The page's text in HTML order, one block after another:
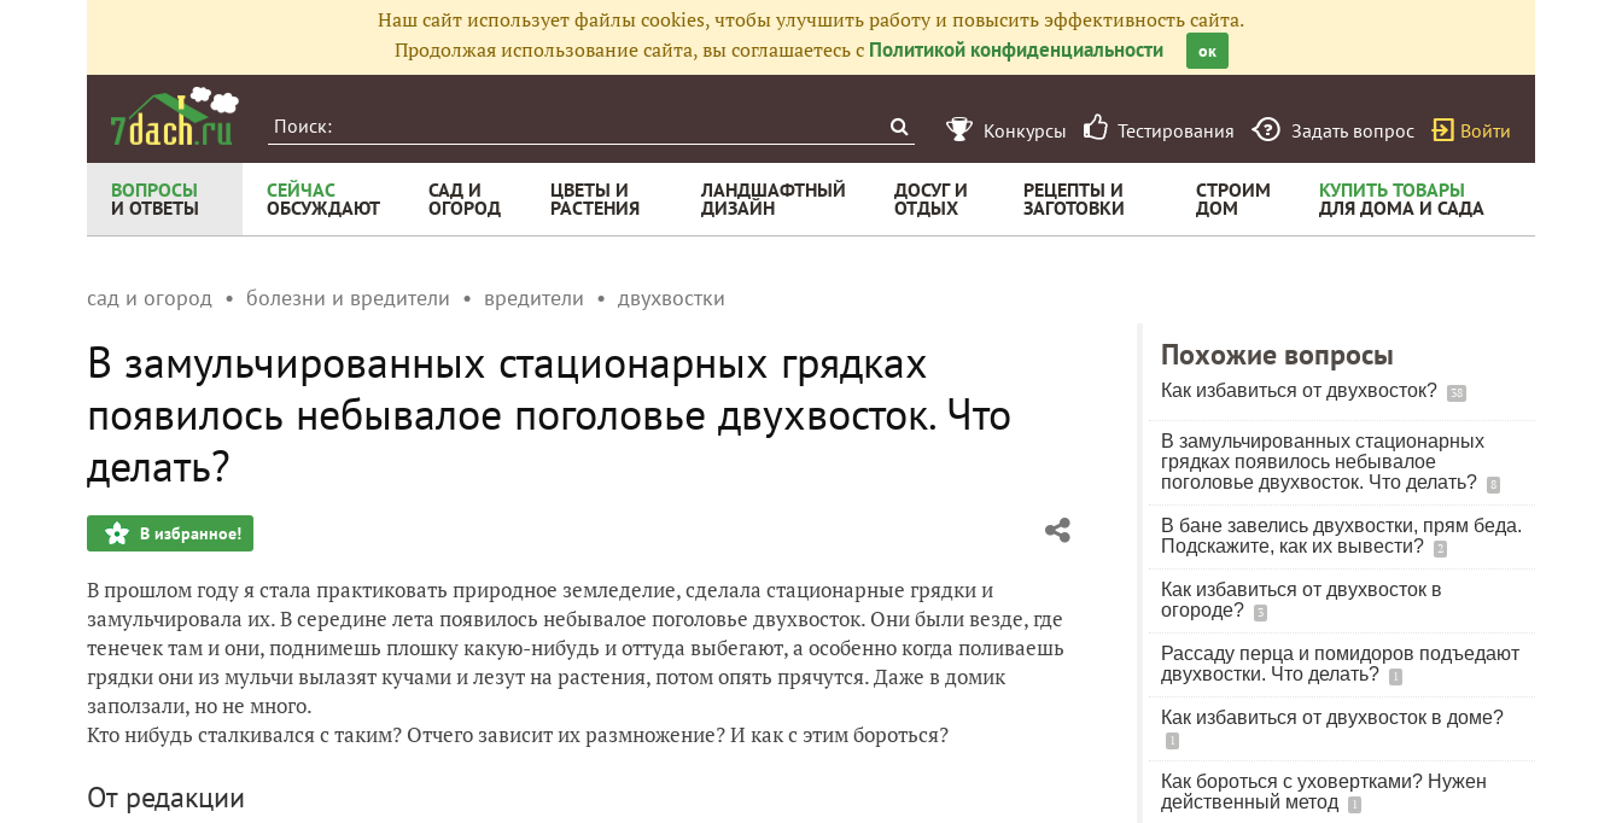
Наш сайт использует файлы cookies, чтобы улучшить работу и повысить эффективность сайта.
Продолжая использование сайта, вы соглашаетесь с Политикой конфиденциальности ок
Конкурсы Тестирования Задать вопрос Войти
ВОПРОСЫ
И ОТВЕТЫ
СЕЙЧАС
ОБСУЖДАЮТ
САД И
ОГОРОД
ЦВЕТЫ И
РАСТЕНИЯ
ЛАНДШАФТНЫЙ
ДИЗАЙН
ДОСУГ И
ОТДЫХ
РЕЦЕПТЫ И
ЗАГОТОВКИ
СТРОИМ
ДОМ
КУПИТЬ ТОВАРЫ
ДЛЯ ДОМА И САДА
сад и огород болезни и вредители вредители двухвостки
В замульчированных стационарных грядках
появилось небывалое поголовье двухвосток. Что
делать?
В избранное!
В прошлом году я стала практиковать природное земледелие, сделала стационарные грядки и
замульчировала их. В середине лета появилось небывалое поголовье двухвосток. Они были везде, где
тенечек там и они, поднимешь плошку какую-нибудь и оттуда выбегают, а особенно когда поливаешь
грядки они из мульчи вылазят кучами и лезут на растения, потом опять прячутся. Даже в домик
заползали, но не много.
Кто нибудь сталкивался с таким? Отчего зависит их размножение? И как с этим бороться?
От редакции
Похожие вопросы
Как избавиться от двухвосток? 38
В замульчированных стационарных
грядках появилось небывалое
поголовье двухвосток. Что делать?
8
В бане завелись двухвостки, прям беда.
Подскажите, как их вывести?
2
Как избавиться от двухвосток в
огороде?
3
Рассаду перца и помидоров подъедают
двухвостки. Что делать?
1
Как избавиться от двухвосток в доме?
1
Как бороться с уховертками? Нужен
действенный метод
1